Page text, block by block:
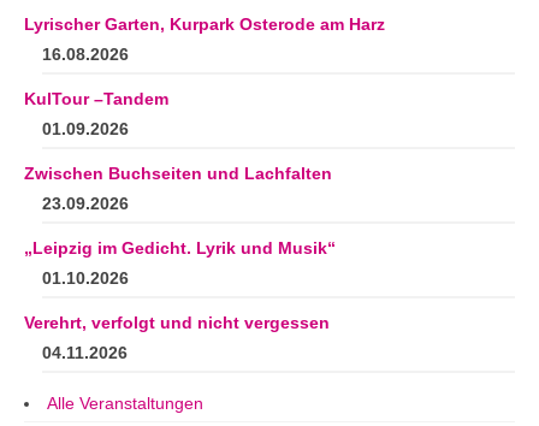
Lyrischer Garten, Kurpark Osterode am Harz
16.08.2026
KulTour –Tandem
01.09.2026
Zwischen Buchseiten und Lachfalten
23.09.2026
„Leipzig im Gedicht. Lyrik und Musik“
01.10.2026
Verehrt, verfolgt und nicht vergessen
04.11.2026
Alle Veranstaltungen